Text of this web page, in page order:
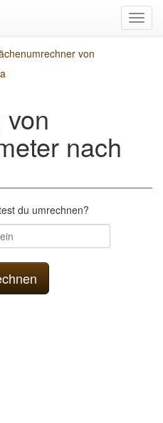
von
nach
du umrechnen?